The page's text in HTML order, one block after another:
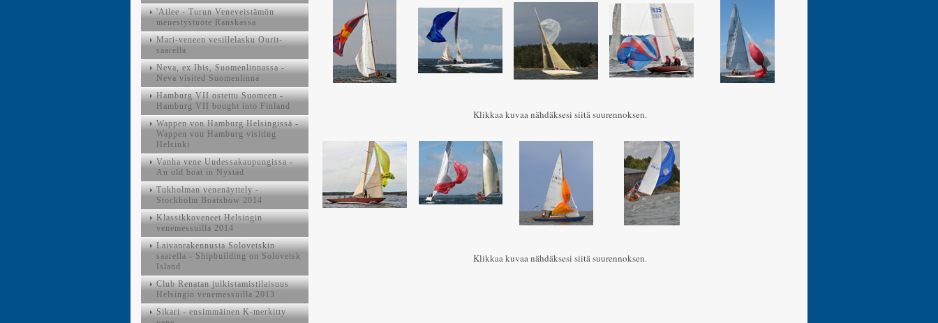
Klikkaa kuvaa nähdäksesi siitä suurennoksen.
Klikkaa kuvaa nähdäksesi siitä suurennoksen.
'Ailee - Turun Veneveistämön
menestystuote Ranskassa
Mari-veneen vesillelasku Ourit-
saarella
Neva, ex Ibis, Suomenlinnassa -
Neva visited Suomenlinna
Hamburg VII ostettu Suomeen -
Hamburg VII bought into Finland
Wappen von Hamburg Helsingissä -
Wappen von Hamburg visiting
Helsinki
Vanha vene Uudessakaupungissa -
An old boat in Nystad
Tukholman venenäyttely -
Stockholm Boatshow 2014
Klassikkoveneet Helsingin
venemessuilla 2014
Laivanrakennusta Solovetskin
saarella - Shipbuilding on Solovetsk
Island
Club Renatan julkistamistilaisuus
Helsingin venemessuilla 2013
Sikari - ensimmäinen K-merkitty